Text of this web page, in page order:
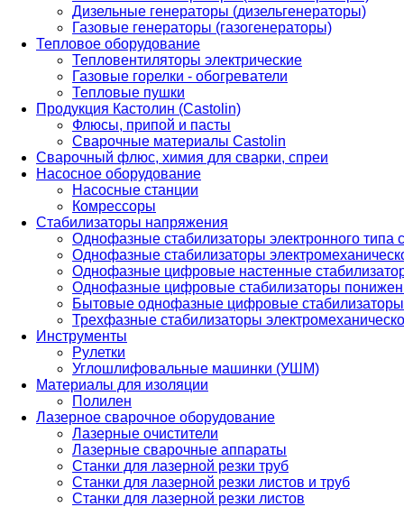
Дизельные генераторы (дизельгенераторы)
Газовые генераторы (газогенераторы)
Тепловое оборудование
Тепловентиляторы электрические
Газовые горелки - обогреватели
Тепловые пушки
Продукция Кастолин (Castolin)
Флюсы, припой и пасты
Сварочные материалы Castolin
Сварочный флюс, химия для сварки, спреи
Насосное оборудование
Насосные станции
Комрессоры
Стабилизаторы напряжения
Однофазные стабилизаторы электронного
Однофазные стабилизаторы
Однофазные цифровые настенные
Однофазные цифровые стабилизаторы
Бытовые однофазные цифровые стабилизаторы
Трехфазные стабилизаторы
Инструменты
Рулетки
Углошлифовальные машинки (УШМ)
Материалы для изоляции
Полилен
Лазерное сварочное оборудование
Лазерные очистители
Лазерные сварочные аппараты
Станки для лазерной резки труб
Станки для лазерной резки листов и труб
Станки для лазерной резки листов